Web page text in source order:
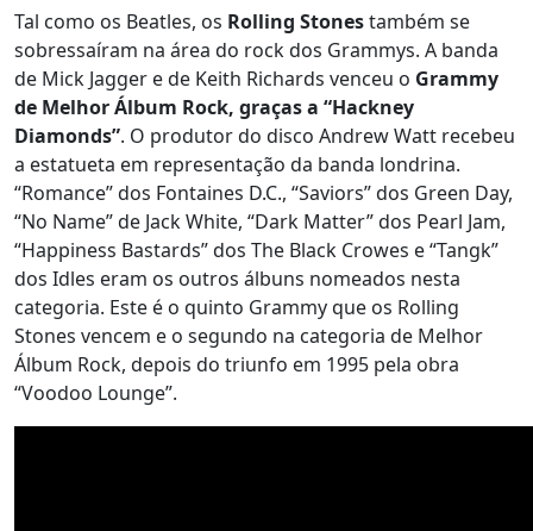
Tal como os Beatles, os Rolling Stonestambém se
sobressaíram na área do rock dos Grammys. A banda
de Mick Jagger e de Keith Richards venceu o Grammy
de Melhor Álbum Rock, graças a “Hackney
Diamonds”. O produtor do disco Andrew Watt recebeu
a estatueta em representação da banda londrina.
“Romance” dos Fontaines D.C., “Saviors” dos Green Day,
“No Name” de Jack White, “Dark Matter” dos Pearl Jam,
“Happiness Bastards” dos The Black Crowes e “Tangk”
dos Idles eram os outros álbuns nomeados nesta
categoria. Este é o quinto Grammy que os Rolling
Stones vencem e o segundo na categoria de Melhor
Álbum Rock, depois do triunfo em 1995 pela obra
“Voodoo Lounge”.